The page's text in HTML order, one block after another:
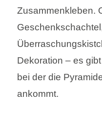
Zusammenkleben.
Dekoration – es
bei der die
ankommt.